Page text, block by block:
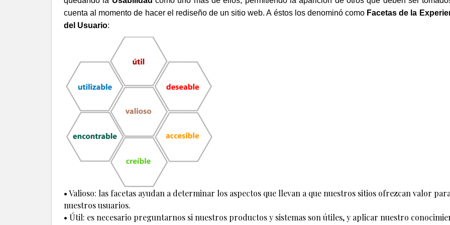
cuenta al momento de hacer el rediseño de un sitio web. A éstos los denominó como Facetas de la
del Usuario:
• Valioso: las facetas ayudan a determinar los aspectos que llevan a que nuestros sitios ofrezcan valor
nuestros usuarios.
• Útil: es necesario preguntarnos si nuestros productos y sistemas son útiles, y aplicar nuestro